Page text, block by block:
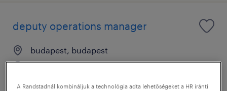
deputy operations manager
budapest, budapest
határozatlan idejű
A Randstadnál kombináljuk a technológia adta lehetőségeket a HR iránti